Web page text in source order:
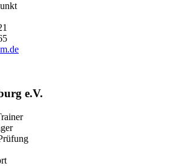
e.V.